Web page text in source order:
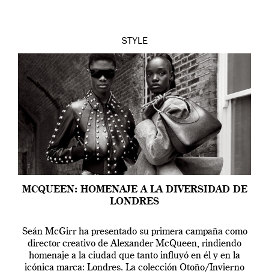
STYLE
MCQUEEN: HOMENAJE A LA DIVERSIDAD DE
LONDRES
Seán McGirr ha presentado su primera campaña como
director creativo de Alexander McQueen, rindiendo
homenaje a la ciudad que tanto influyó en él y en la
icónica marca: Londres. La colección Otoño/Invierno